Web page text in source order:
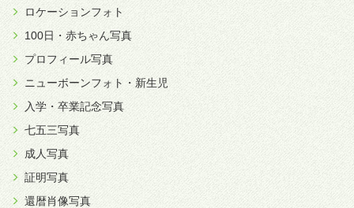
ロケーションフォト
100日・赤ちゃん写真
プロフィール写真
ニューボーンフォト・新生児
入学・卒業記念写真
七五三写真
成人写真
証明写真
還暦肖像写真